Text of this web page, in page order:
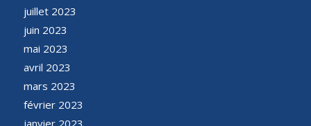
juillet 2023
juin 2023
mai 2023
avril 2023
mars 2023
février 2023
janvier 2023